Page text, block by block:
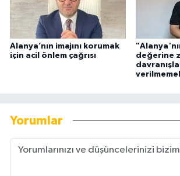
Alanya’nın imajını korumak
için acil önlem çağrısı
değerine
Yorumlar